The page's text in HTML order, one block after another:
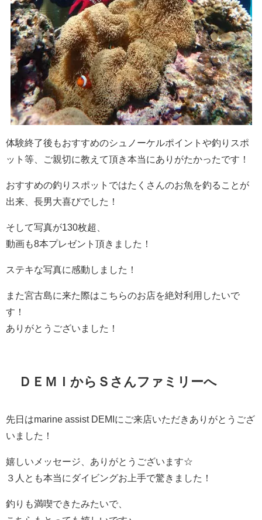
体験終了後もおすすめのシュノーケルポイントや釣りスポ
ット等、ご親切に教えて頂き本当にありがたかったです！
おすすめの釣りスポットではたくさんのお魚を釣ることが
出来、長男大喜びでした！
そして写真が130枚超、
動画も8本プレゼント頂きました！
ステキな写真に感動しました！
また宮古島に来た際はこちらのお店を絶対利用したいで
す！
ありがとうございました！
ＤＥＭＩからＳさんファミリーへ
先日はmarine assist DEMIにご来店いただきありがとうござ
いました！
嬉しいメッセージ、ありがとうございます☆
３人とも本当にダイビングお上手で驚きました！
釣りも満喫できたみたいで、